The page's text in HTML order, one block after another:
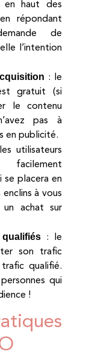
en haut des
répondant
de
l’intention
: le
gratuit (si
le contenu
pas à
en publicité.
utilisateurs
se placera en
à vous
achat sur
: le
son trafic
qualifié.
qui
!